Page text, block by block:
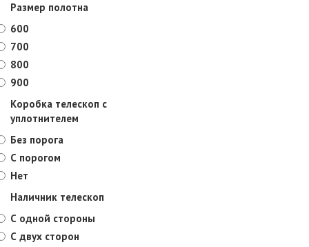
Размер полотна
600
700
800
900
Коробка телескоп с
уплотнителем
Без порога
С порогом
Нет
Наличник телескоп
С одной стороны
С двух сторон